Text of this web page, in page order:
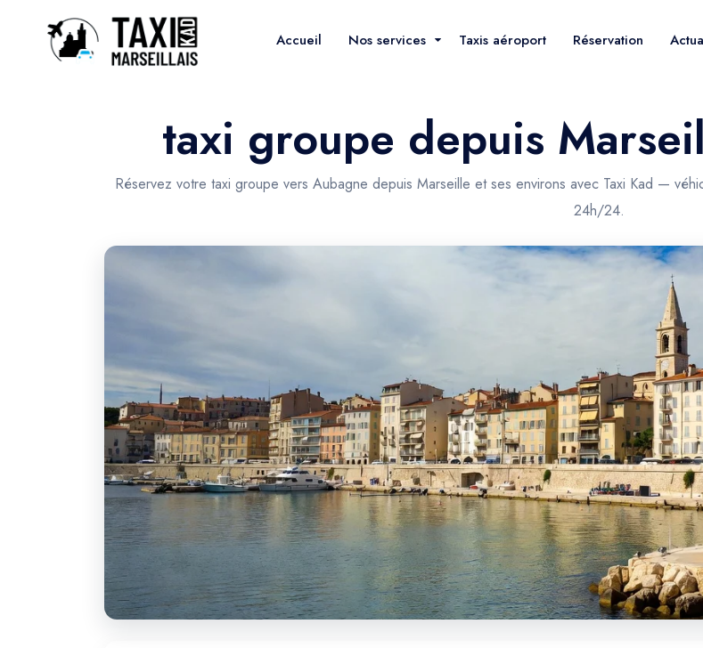
Accueil Nos services Taxis aéroport Réservation
taxi groupe depuis
Réservez votre taxi groupe vers Aubagne depuis Marseille et ses environs avec Taxi Kad —
24h/24.